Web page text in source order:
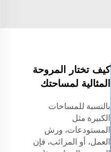
كيف تختار المروحة
المثالية لمساحتك
بالنسبة للمساحات
الكبيرة مثل
المستودعات، ورش
العمل، أو المرائب، فإن